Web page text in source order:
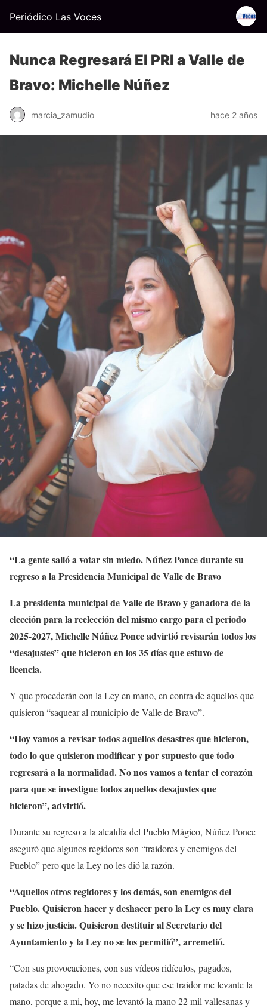
Periódico Las Voces
Nunca Regresará El PRI a Valle de
Bravo: Michelle Núñez
marcia_zamudio hace 2 años
“La gente salió a votar sin miedo. Núñez Ponce durante su
regreso a la Presidencia Municipal de Valle de Bravo
La presidenta municipal de Valle de Bravo y ganadora de la
elección para la reelección del mismo cargo para el periodo
2025-2027, Michelle Núñez Ponce advirtió revisarán todos los
“desajustes” que hicieron en los 35 días que estuvo de
licencia.
Y que procederán con la Ley en mano, en contra de aquellos que
quisieron “saquear al municipio de Valle de Bravo”.
“Hoy vamos a revisar todos aquellos desastres que hicieron,
todo lo que quisieron modificar y por supuesto que todo
regresará a la normalidad. No nos vamos a tentar el corazón
para que se investigue todos aquellos desajustes que
hicieron”, advirtió.
Durante su regreso a la alcaldía del Pueblo Mágico, Núñez Ponce
aseguró que algunos regidores son “traidores y enemigos del
Pueblo” pero que la Ley no les dió la razón.
“Aquellos otros regidores y los demás, son enemigos del
Pueblo. Quisieron hacer y deshacer pero la Ley es muy clara
y se hizo justicia. Quisieron destituir al Secretario del
Ayuntamiento y la Ley no se los permitió”, arremetió.
“Con sus provocaciones, con sus vídeos ridículos, pagados,
patadas de ahogado. Yo no necesito que ese traidor me levante la
mano, porque a mi, hoy, me levantó la mano 22 mil vallesanas y